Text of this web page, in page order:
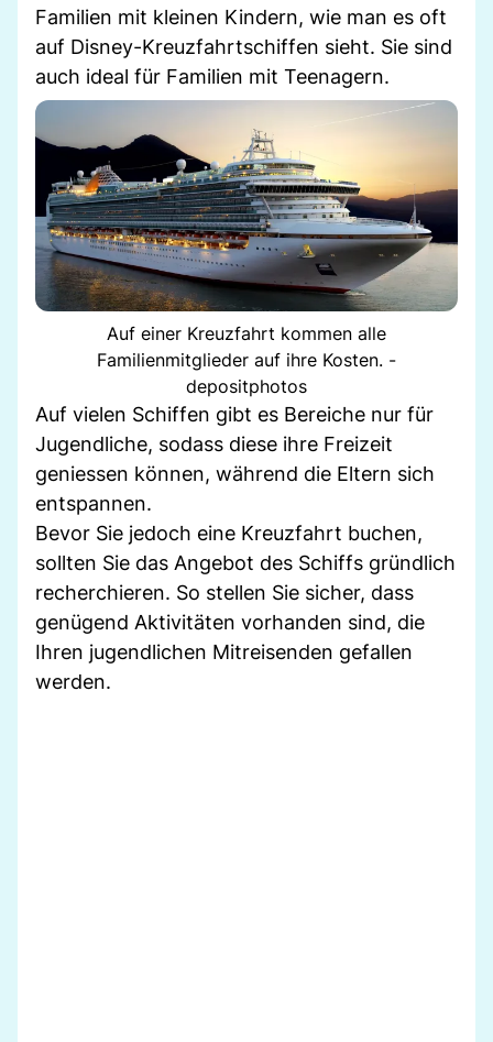
Familien mit kleinen Kindern, wie man es oft
auf Disney-Kreuzfahrtschiffen sieht. Sie sind
auch ideal für Familien mit Teenagern.
Auf einer Kreuzfahrt kommen alle
Familienmitglieder auf ihre Kosten. -
depositphotos
Auf vielen Schiffen gibt es Bereiche nur für
Jugendliche, sodass diese ihre Freizeit
geniessen können, während die Eltern sich
entspannen.
Bevor Sie jedoch eine Kreuzfahrt buchen,
sollten Sie das Angebot des Schiffs gründlich
recherchieren. So stellen Sie sicher, dass
genügend Aktivitäten vorhanden sind, die
Ihren jugendlichen Mitreisenden gefallen
werden.